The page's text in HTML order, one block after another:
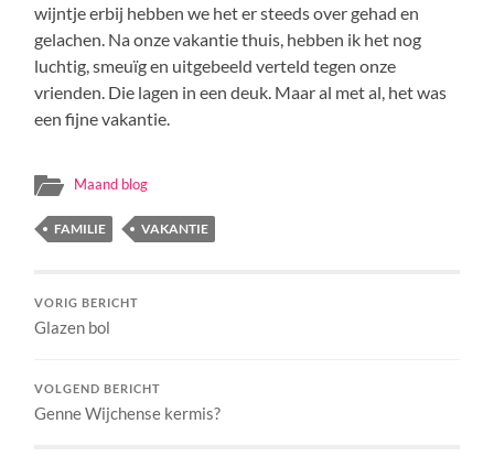
wijntje erbij hebben we het er steeds over gehad en
gelachen. Na onze vakantie thuis, hebben ik het nog
luchtig, smeuïg en uitgebeeld verteld tegen onze
vrienden. Die lagen in een deuk. Maar al met al, het was
een fijne vakantie.
Maand blog
FAMILIE VAKANTIE
VORIG BERICHT
Glazen bol
VOLGEND BERICHT
Genne Wijchense kermis?